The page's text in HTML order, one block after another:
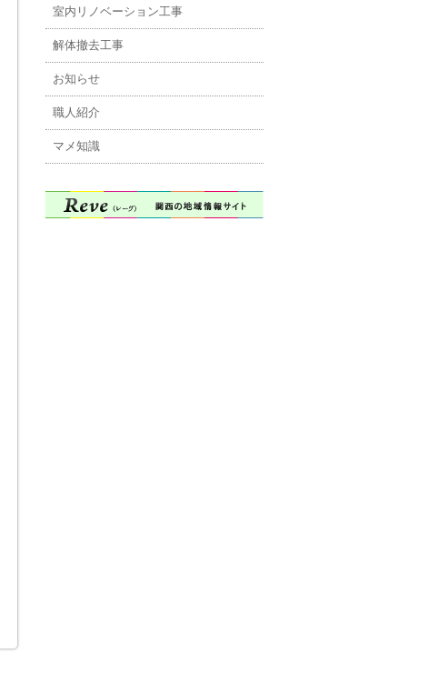
室内リノベーション工事
解体撤去工事
お知らせ
職人紹介
マメ知識